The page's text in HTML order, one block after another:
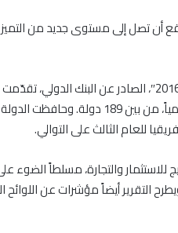
أن تصل إلى مستوى جديد من
ووفق “تقرير سهولة ممارسة أنشطة الأعمال لعام 2016″، الصادر عن
واحدة عن تصنيف العام 2015 لتحتل المرتبة الـ 31 عالمياً، من
للعام الثالث على التوالي.
للاستثمار والتجارة، مسلطاً الضوء
ويطرح التقرير أيضاً مؤشرات عن